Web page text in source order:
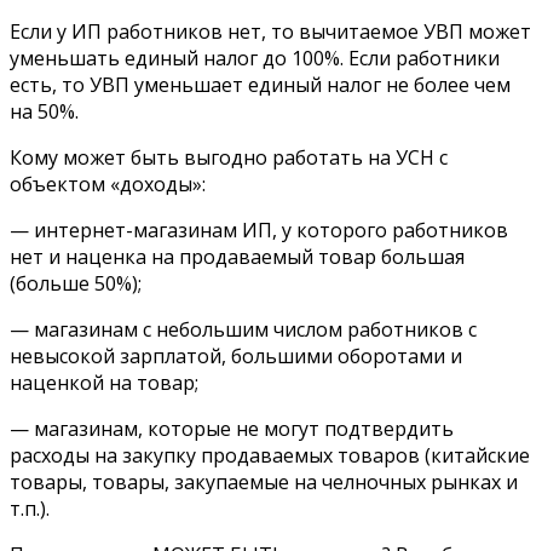
Если у ИП работников нет, то вычитаемое УВП может
уменьшать единый налог до 100%. Если работники
есть, то УВП уменьшает единый налог не более чем
на 50%.
Кому может быть выгодно работать на УСН с
объектом «доходы»:
— интернет-магазинам ИП, у которого работников
нет и наценка на продаваемый товар большая
(больше 50%);
— магазинам с небольшим числом работников с
невысокой зарплатой, большими оборотами и
наценкой на товар;
— магазинам, которые не могут подтвердить
расходы на закупку продаваемых товаров (китайские
товары, товары, закупаемые на челночных рынках и
т.п.).